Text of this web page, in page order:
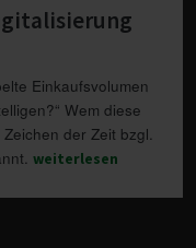
Einkaufsvolumen
Wem diese
der Zeit bzgl.
weiterlesen